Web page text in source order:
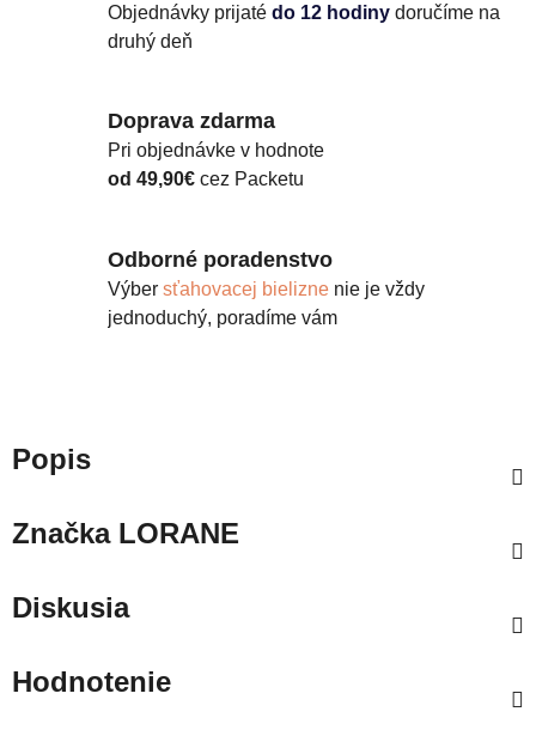
Objednávky prijaté do 12 hodiny doručíme na
druhý deň
Doprava zdarma
Pri objednávke v hodnote
od 49,90€ cez Packetu
Odborné poradenstvo
Výber sťahovacej bielizne nie je vždy
jednoduchý, poradíme vám
Popis
ZnačkaLORANE
Diskusia
Hodnotenie